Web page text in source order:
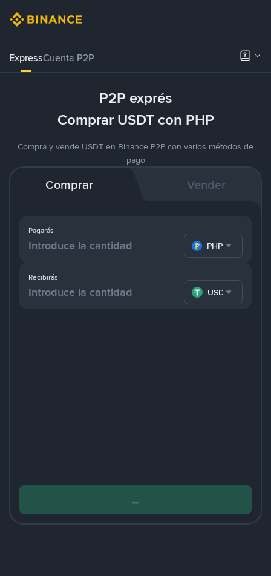
ExpressCuenta P2P
P2P exprés
Comprar USDT con PHP
Compra y vende USDT en Binance P2P con varios métodos de
pago
Comprar Vender
Pagarás
PHP
Recibirás
USDT